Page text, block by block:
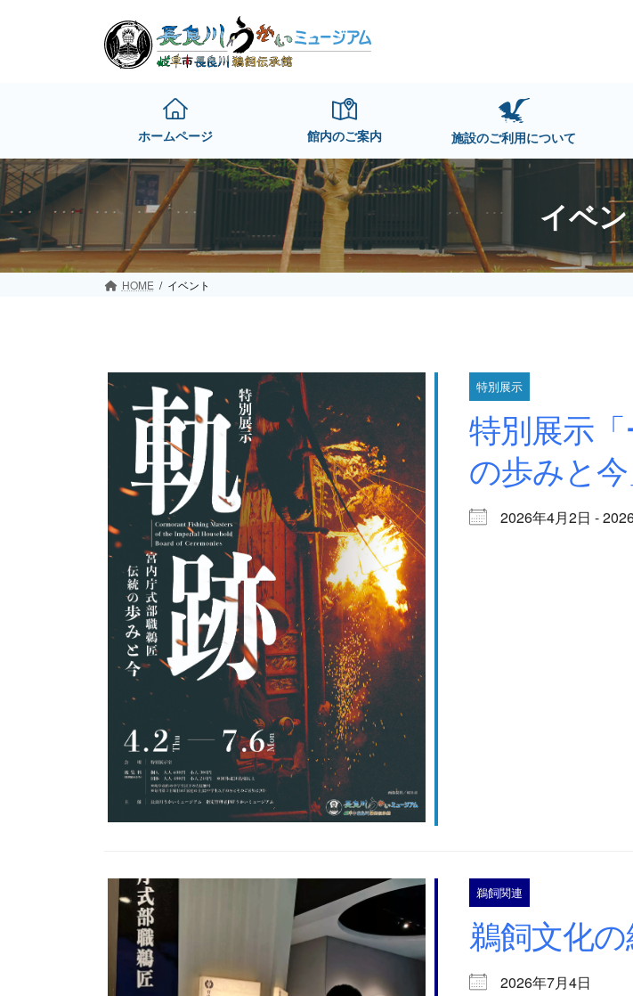
ホームページ 館内のご案内 施設のご利用について
イベ
HOME イベント
特別展示
特別展示
の歩みと今
2026年4月2日 -
鵜飼関連
鵜飼文化の
2026年7月4日